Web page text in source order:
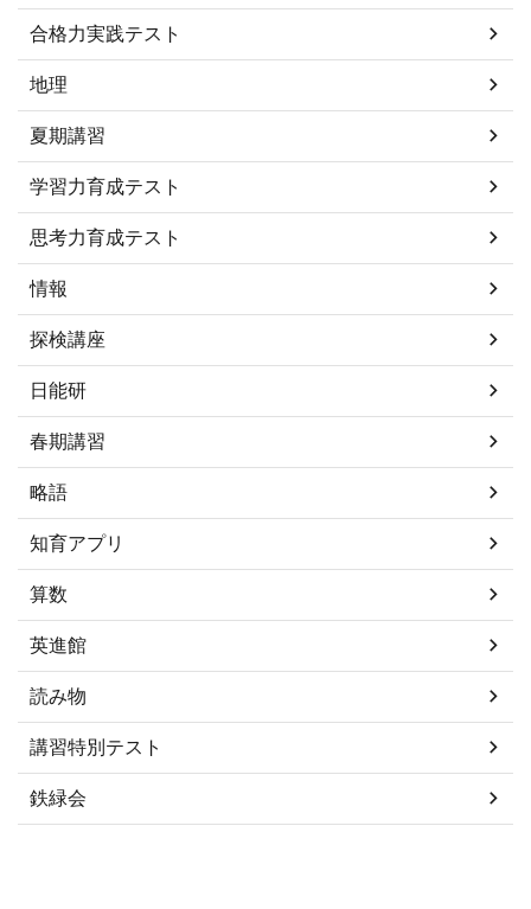
合格力実践テスト
地理
夏期講習
学習力育成テスト
思考力育成テスト
情報
探検講座
日能研
春期講習
略語
知育アプリ
算数
英進館
読み物
講習特別テスト
鉄緑会